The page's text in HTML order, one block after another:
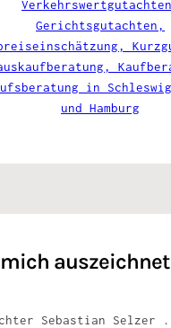
auszeichnet